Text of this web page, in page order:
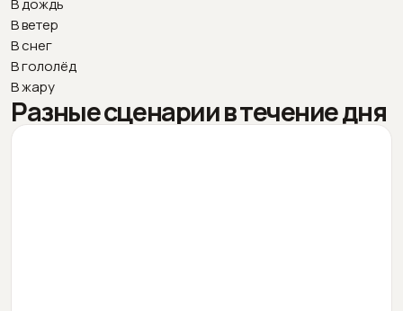
В дождь
В ветер
В снег
В гололёд
В жару
Разные сценарии в течение дня